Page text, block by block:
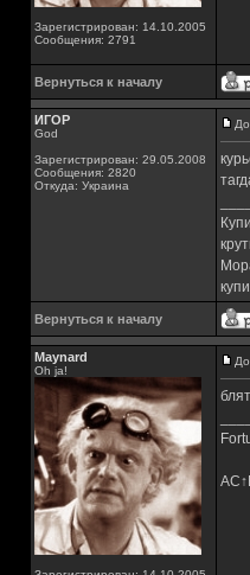
Зарегистрирован: 14.10.2005
Сообщения: 2791
Вернуться к началу
ИГОР
God
Зарегистрирован: 29.05.2008
Сообщения: 2820
Откуда: Украина
Вернуться к началу
Maynard
Oh ja!